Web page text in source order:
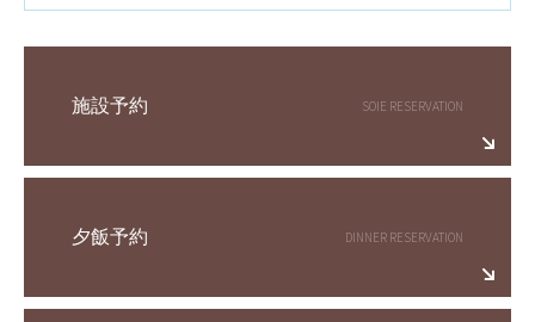
施設予約
夕飯予約